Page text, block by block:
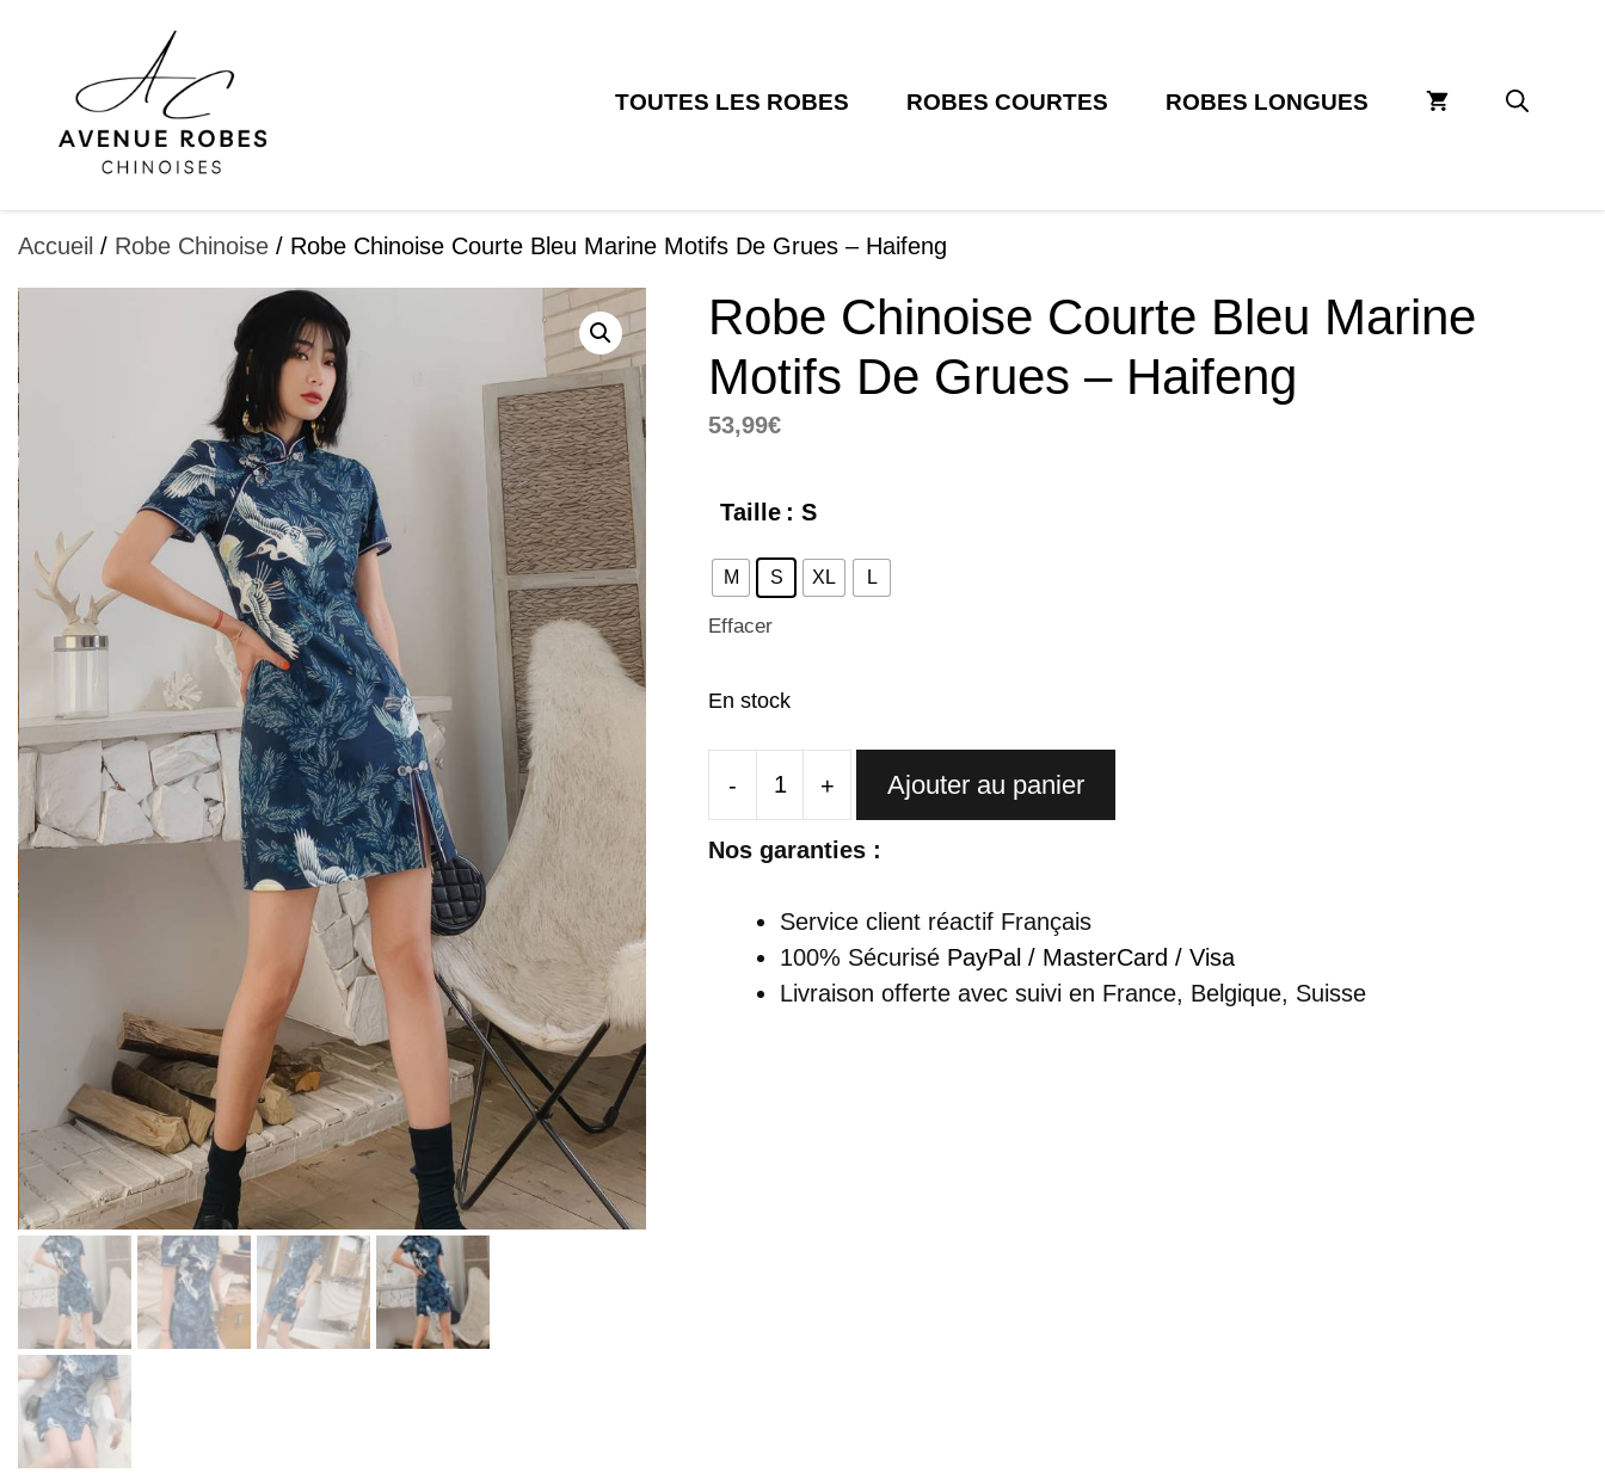
contenu
TOUTES LES ROBES ROBES COURTES ROBES LONGUES
Accueil / Robe Chinoise / Robe Chinoise Courte Bleu Marine Motifs De Grues – Haifeng
Robe Chinoise Courte Bleu Marine
Motifs De Grues – Haifeng
53,99€
Taille : S
M S XL L
Effacer
En stock
-
quantité
de
Chinoise
+ Ajouter au panier
Nos garanties :
Service client réactif Français
100% Sécurisé PayPal / MasterCard / Visa
Livraison offerteavec suivi en France, Belgique, Suisse